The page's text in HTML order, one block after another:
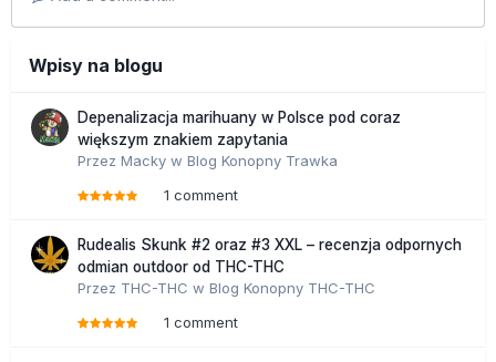
Wpisy na blogu
Depenalizacja marihuany w Polsce pod coraz
większym znakiem zapytania
Przez Macky w Blog Konopny Trawka
1 comment
Rudealis Skunk #2 oraz #3 XXL – recenzja odpornych
odmian outdoor od THC-THC
Przez THC-THC w Blog Konopny THC-THC
1 comment